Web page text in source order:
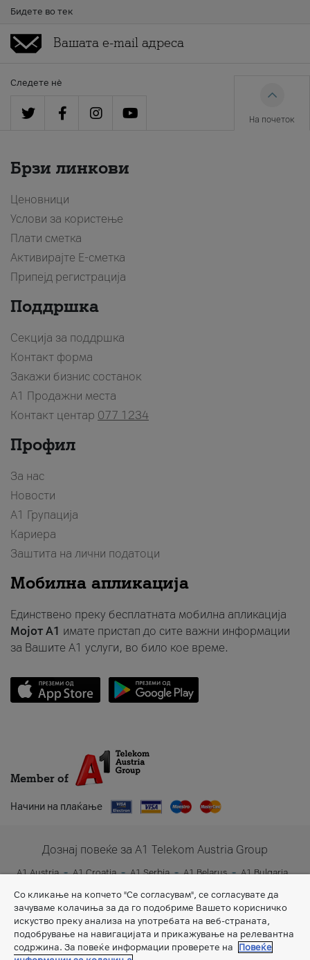
Бидете во тек
Следете нè
На почеток
Брзи линкови
Ценовници
Услови за користење
Плати сметка
Активирајте Е-сметка
Припејд регистрација
Поддршка
Секција за поддршка
Контакт форма
Закажи бизнис состанок
A1 Продажни места
Контакт центар 077 1234
Профил
За нас
Новости
А1 Групација
Кариера
Заштита на лични податоци
Мобилна апликација
Единствено преку бесплатната мобилна апликација
Мојот A1 имате пристап до сите важни информации
за Вашите A1 услуги, во било кое време.
Member of
Начини на плаќање
Дознај повеќе за A1 Telekom Austria Group
A1 Austria A1 Croatia A1 Serbia A1 Belarus
A1 Bulgaria
Со кликање на копчето "Се согласувам", се согласувате да
зачуваме колачиња за да го подобриме Вашето корисничко
искуство преку анализа на употребата на веб-страната,
подобрување на навигацијата и прикажување на релевантна
содржина. За повеќе информации проверете на
Повеќе